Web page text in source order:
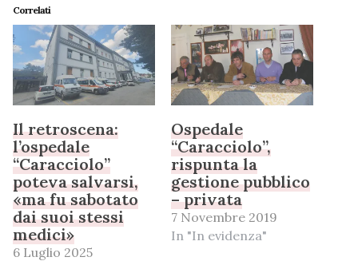
Correlati
Il retroscena:
l’ospedale
“Caracciolo”
poteva salvarsi,
«ma fu sabotato
dai suoi stessi
medici»
6 Luglio 2025
Ospedale
“Caracciolo”,
rispunta la
gestione pubblico
– privata
7 Novembre 2019
In "In evidenza"